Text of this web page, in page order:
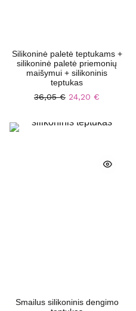
Silikoninė paletė teptukams +
silikoninė paletė priemonių
maišymui + silikoninis
teptukas
36,05€ 24,20 €
Smailus silikoninis dengimo